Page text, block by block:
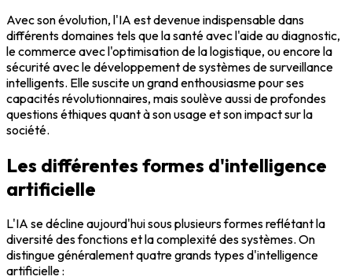
Avec son évolution, l'IA est devenue indispensable dans
différents domaines tels que la santé avec l'aide au diagnostic,
le commerce avec l'optimisation de la logistique, ou encore la
sécurité avec le développement de systèmes de surveillance
intelligents. Elle suscite un grand enthousiasme pour ses
capacités révolutionnaires, mais soulève aussi de profondes
questions éthiques quant à son usage et son impact sur la
société.
Les différentes formes d'intelligence
artificielle
L'IA se décline aujourd'hui sous plusieurs formes reflétant la
diversité des fonctions et la complexité des systèmes. On
distingue généralement quatre grands types d'intelligence
artificielle :